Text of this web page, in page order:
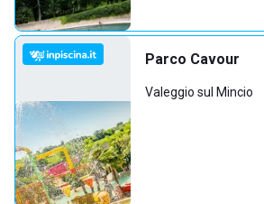
Parco Cavour
Valeggio sul Mincio